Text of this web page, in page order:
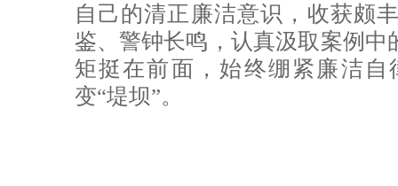
自己的清正廉洁意识，收获颇
鉴、警钟长鸣，认真汲取案例
矩挺在前面，始终绷紧廉洁
变“堤坝”。